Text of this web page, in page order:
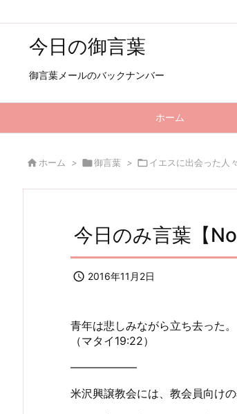
今日の御言葉
御言葉メールのバックナンバー
ホーム
 ホーム > 御言葉 > イエスに出会った人々
今日のみ言葉【
 2016年11月2日
青年は悲しみながら立ち去った。
（マタイ19:22）
——————
米沢興譲教会には、教会員向け